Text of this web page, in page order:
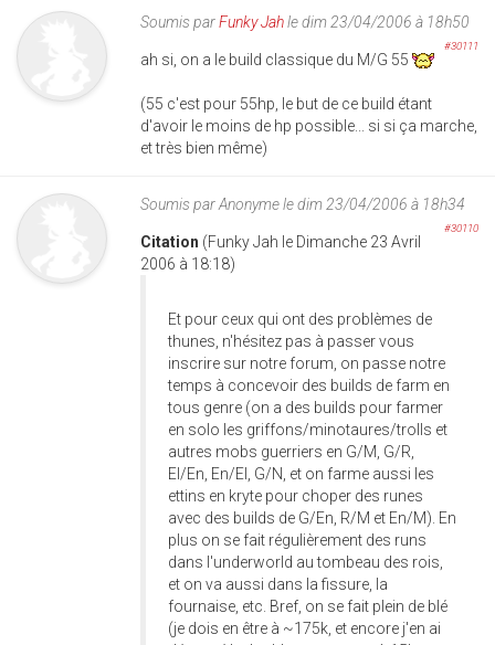
Soumis parFunky Jahle dim 23/04/2006 à 18h50
#30111
ah si, on a le build classique du M/G 55
(55 c'est pour 55hp, le but de ce build étant
d'avoir le moins de hp possible... si si ça marche,
et très bien même)
Soumis parAnonymele dim 23/04/2006 à 18h34
#30110
Citation (Funky Jah le Dimanche 23 Avril
2006 à 18:18)
Et pour ceux qui ont des problèmes de
thunes, n'hésitez pas à passer vous
inscrire sur notre forum, on passe notre
temps à concevoir des builds de farm en
tous genre (on a des builds pour farmer
en solo les griffons/minotaures/trolls et
autres mobs guerriers en G/M, G/R,
El/En, En/El, G/N, et on farme aussi les
ettins en kryte pour choper des runes
avec des builds de G/En, R/M et En/M). En
plus on se fait régulièrement des runs
dans l'underworld au tombeau des rois,
et on va aussi dans la fissure, la
fournaise, etc. Bref, on se fait plein de blé
(je dois en être à ~175k, et encore j'en ai